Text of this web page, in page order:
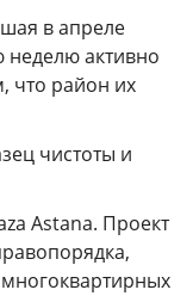
в апреле
неделю активно
что район их
чистоты и
Astana. Проект
многоквартирных